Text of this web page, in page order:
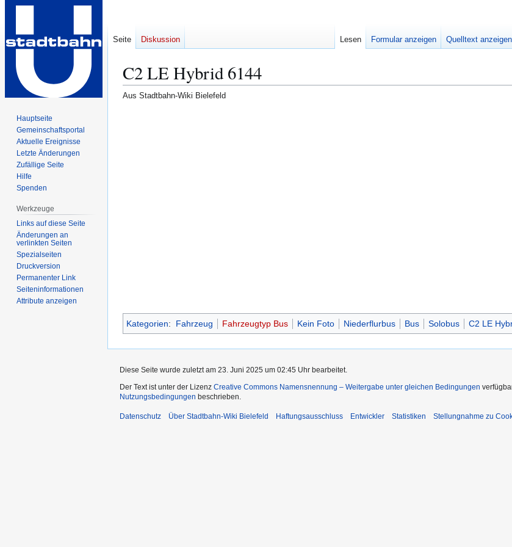
C2 LE Hybrid 6144
Aus Stadtbahn-Wiki Bielefeld
Kategorien: Fahrzeug Fahrzeugtyp Bus Kein Foto Niederflurbus Bus Solobus C2 LE
Seite Diskussion Lesen Formular anzeigen Quelltext anzeigen
Hauptseite
Gemeinschafts­portal
Aktuelle Ereignisse
Letzte Änderungen
Zufällige Seite
Hilfe
Spenden
Werkzeuge
Links auf diese Seite
Änderungen an
verlinkten Seiten
Spezialseiten
Druckversion
Permanenter Link
Seiten­­informationen
Attribute anzeigen
Diese Seite wurde zuletzt am 23. Juni 2025 um 02:45 Uhr bearbeitet.
Der Text ist unter der Lizenz Creative Commons Namensnennung – Weitergabe unter gleichen Bedingungen
Nutzungsbedingungen beschrieben.
Datenschutz Über Stadtbahn-Wiki Bielefeld Haftungsausschluss Entwickler Statistiken Stellungnahme zu